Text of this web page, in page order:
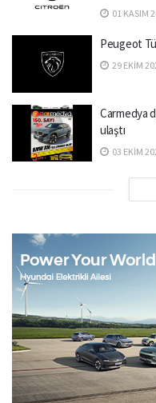
01 KASIM
Peugeot
29 EKIM
Carmedya
ulaştı
03 EKIM